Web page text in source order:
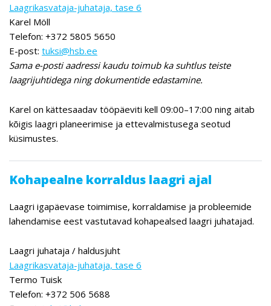
Laagrikasvataja-juhataja, tase 6
Karel Möll
Telefon: +372 5805 5650
E-post: tuksi@hsb.ee
Sama e-posti aadressi kaudu toimub ka suhtlus teiste
laagrijuhtidega ning dokumentide edastamine.
Karel on kättesaadav tööpäeviti kell 09:00–17:00 ning aitab
kõigis laagri planeerimise ja ettevalmistusega seotud
küsimustes.
Kohapealne korraldus laagri ajal
Laagri igapäevase toimimise, korraldamise ja probleemide
lahendamise eest vastutavad kohapealsed laagri juhatajad.
Laagri juhataja / haldusjuht
Laagrikasvataja-juhataja, tase 6
Termo Tuisk
Telefon: +372 506 5688